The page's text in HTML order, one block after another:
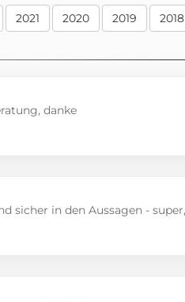
2021 2020 2019 2018
danke
sicher in den Aussagen -